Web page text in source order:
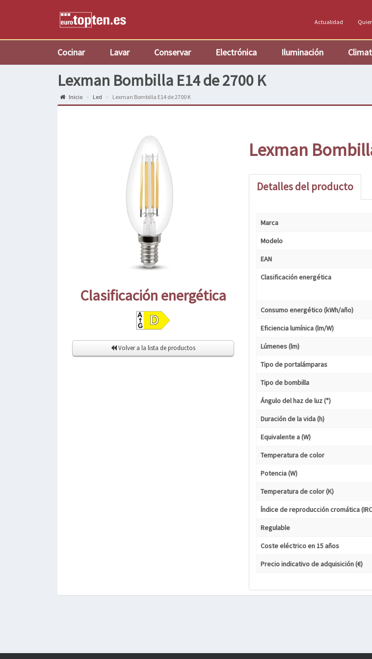
Actualidad
Cocinar Lavar Conservar Electrónica Iluminación
Lexman Bombilla E14 de 2700 K
Inicio Led Lexman Bombilla E14 de 2700 K
Clasificación energética
Volver a la lista de productos
Lexman
Detalles del producto
Marca
Modelo
EAN
Clasificación energética
Consumo energético (kWh/año)
Eficiencia lumínica (lm/W)
Lúmenes (lm)
Tipo de portalámparas
Tipo de bombilla
Ángulo del haz de luz (°)
Duración de la vida (h)
Equivalente a (W)
Temperatura de color
Potencia (W)
Temperatura de color (K)
Índice de reproducción cromática
Regulable
Coste eléctrico en 15 años
Precio indicativo de adquisición (€)